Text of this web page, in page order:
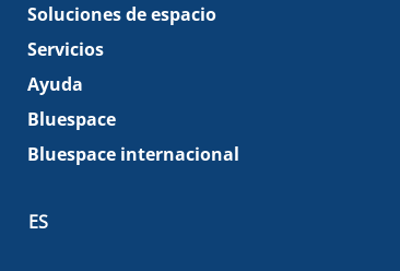
Soluciones de espacio
Servicios
Ayuda
Bluespace
Bluespace internacional
ES